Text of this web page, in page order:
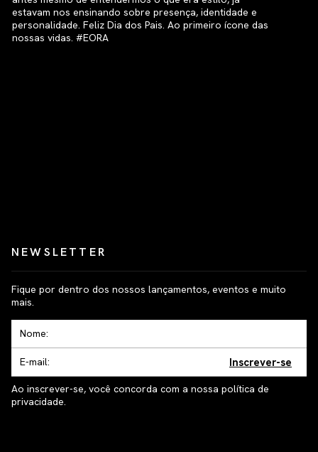
NEWSLETTER
Fique por dentro dos nossos lançamentos, eventos e muito
mais.
Inscrever-se
Ao inscrever-se, você concorda com a nossa política de
privacidade.